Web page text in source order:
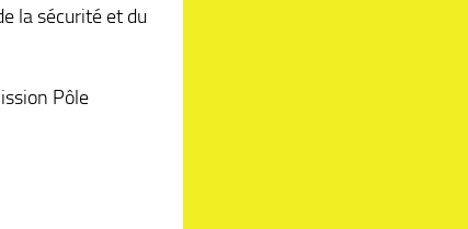
la sécurité et du
Pôle